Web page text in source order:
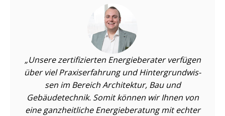
Unsere zertifizierten Energieberater verfügen
über viel Praxiserfahrung und Hin­ter­grund­wis­
sen im Bereich Architektur, Bau und
Gebäudetechnik. Somit können wir Ihnen von
eine ganzheitliche Energieberatung mit echter